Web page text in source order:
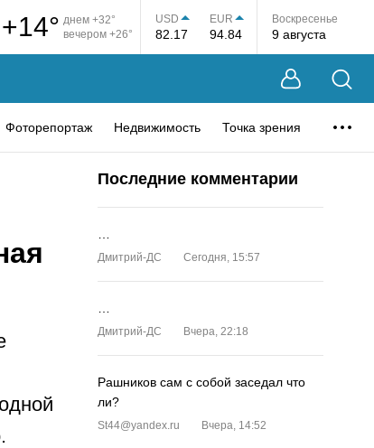
+14° днем +32°
вечером +26°
USD
82.17
EUR
94.84
Воскресенье
9 августа
Фоторепортаж Недвижимость Точка зрения
Последние комментарии
Дмитрий-ДС Сегодня, 15:57
Дмитрий-ДС Вчера, 22:18
Рашников сам с собой заседал что
ли?
St44@yandex.ru Вчера, 14:52